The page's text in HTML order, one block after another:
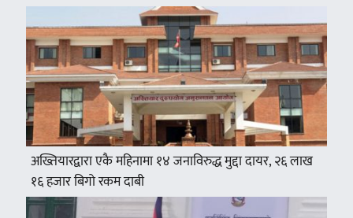
अख्तियारद्वारा एकै महिनामा १४ जनाविरुद्ध मुद्दा दायर, २६ लाख
१६ हजार बिगो रकम दाबी